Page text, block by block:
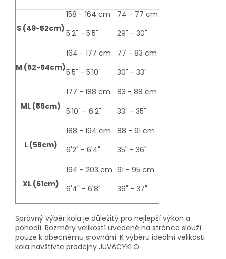
S (49-52cm)
158 - 164 cm
5'2" - 5'5"
74 - 77 cm
29" - 30"
M (52-54cm)
164 - 177 cm
5'5" - 5'10"
77 - 83 cm
30" - 33"
ML (56cm)
177 - 188 cm
5'10" - 6'2"
83 - 88 cm
33" - 35"
L (58cm)
188 - 194 cm
6'2" - 6'4"
88 - 91 cm
35" - 36"
XL (61cm)
194 - 203 cm
6'4" - 6'8"
91 - 95 cm
36" - 37"
Správný výběr kola je důležitý pro nejlepší výkon a
pohodlí. Rozměry velikostí uvedené na stránce slouží
pouze k obecnému srovnání. K výběru ideální velikosti
kola navštivte prodejny JUVACYKLO.